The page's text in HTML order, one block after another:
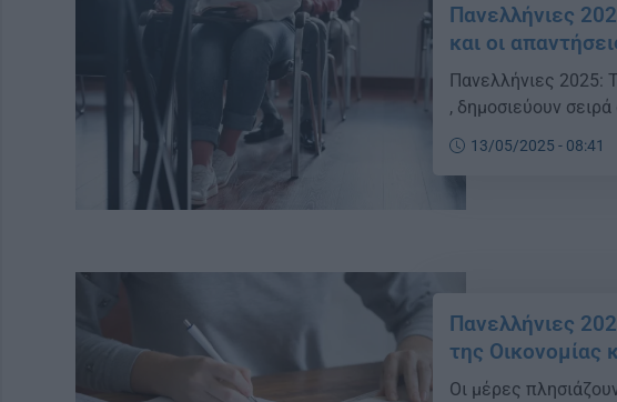
Πανελλήνιες
και οι
Πανελλήνιες 2025:
, δημοσιεύουν
13/05/2025 - 08:41
Πανελλήνιες
της Οικονομίας
Οι μέρες